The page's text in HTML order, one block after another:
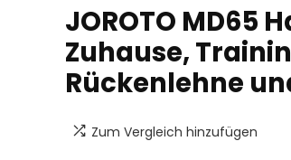
JOROTO
Zuhause,
Rückenlehne
Zum Vergleich hinzufügen